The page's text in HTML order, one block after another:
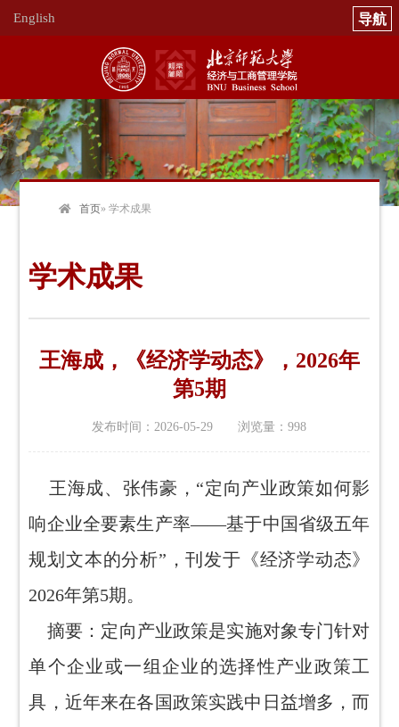
English
首页» 学术成果
学术成果
王海成，《经济学动态》，2026年
第5期
发布时间：2026-05-29 浏览量：998
王海成、张伟豪，“定向产业政策如何影
响企业全要素生产率——基于中国省级五年
规划文本的分析”，刊发于《经济学动态》
2026年第5期。
摘要：定向产业政策是实施对象专门针对
单个企业或一组企业的选择性产业政策工
具，近年来在各国政策实践中日益增多，而